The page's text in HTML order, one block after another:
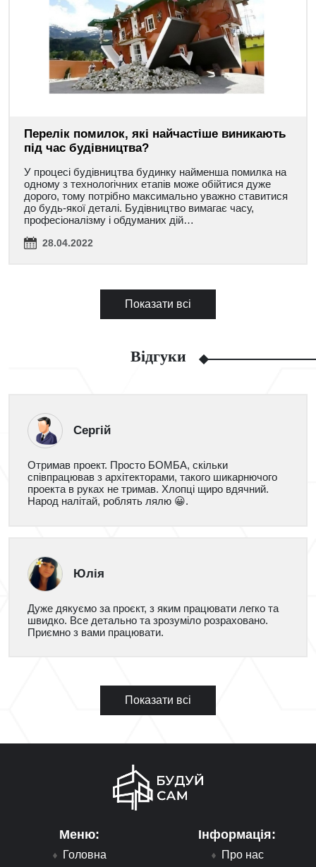
Перелік помилок, які найчастіше виникають
під час будівництва?
У процесі будівництва будинку найменша помилка на
одному з технологічних етапів може обійтися дуже
дорого, тому потрібно максимально уважно ставитися
до будь-якої деталі. Будівництво вимагає часу,
професіоналізму і обдуманих дій…
28.04.2022
Показати всі
Відгуки
Сергій
Отримав проект. Просто БОМБА, скільки
співпрацював з архітекторами, такого шикарнючого
проекта в руках не тримав. Хлопці щиро вдячний.
Народ налітай, роблять лялю 😀.
Юлія
Дуже дякуємо за проєкт, з яким працювати легко та
швидко. Все детально та зрозуміло розраховано.
Приємно з вами працювати.
Показати всі
Меню:
Головна
Інформація:
Про нас